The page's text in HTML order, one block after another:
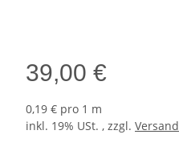
39,00 €
0,19 € pro 1 m
inkl. 19% USt. , zzgl. Versand